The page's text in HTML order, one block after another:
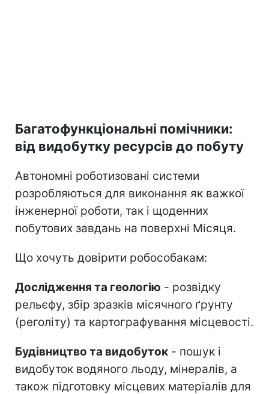
Багатофункціональні помічники:
від видобутку ресурсів до побуту
Автономні роботизовані системи
розробляються для виконання як важкої
інженерної роботи, так і щоденних
побутових завдань на поверхні Місяця.
Що хочуть довірити робособакам:
Дослідження та геологію - розвідку
рельєфу, збір зразків місячного ґрунту
(реголіту) та картографування місцевості.
Будівництво та видобуток - пошук і
видобуток водяного льоду, мінералів, а
також підготовку місцевих матеріалів для